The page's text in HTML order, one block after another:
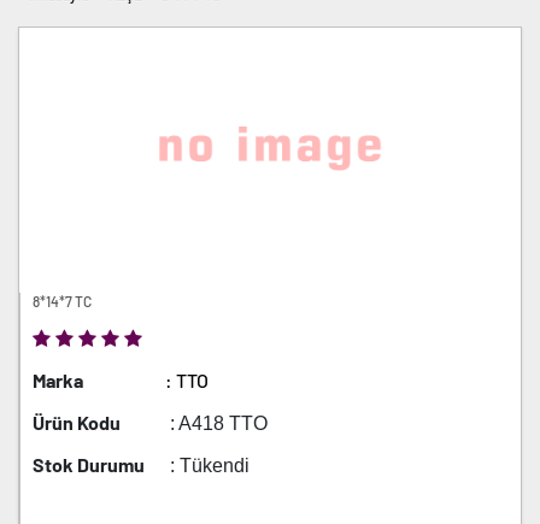
8*14*7 TC
Marka
: TTO
Ürün Kodu
: A418 TTO
Stok Durumu : Tükendi